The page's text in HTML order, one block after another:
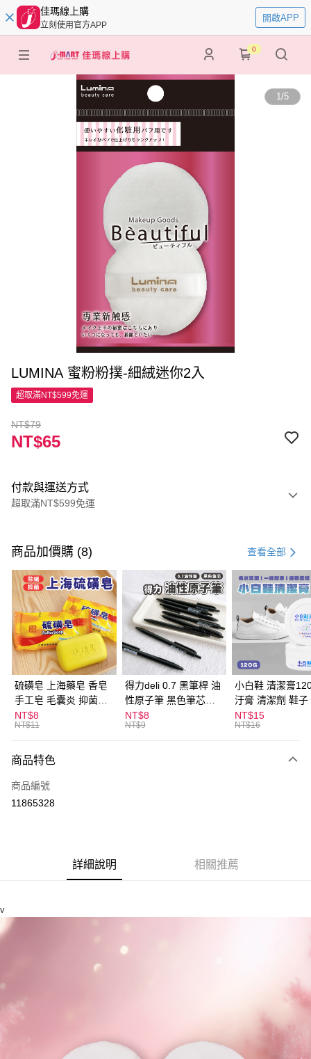
佳瑪線上購
立刻使用官方APP
開啟APP
0
1/5
LUMINA 蜜粉粉撲-細絨迷你2入
超取滿NT$599免運
NT$79
NT$65
付款與運送方式
超取滿NT$599免運
信用卡一次付款
超商取貨付款
LINE Pay
Apple Pay
街口支付
悠遊付
ATM付款
全家取貨付款
每筆NT$60，滿NT$599(含以上)免運費
付款後全家取貨
每筆NT$60，滿NT$599(含以上)免運費
每筆NT$120，滿NT$1,999(含以上)免運費
商品加價購 (8) 查看全部
硫磺皂 上海藥皂 香皂
手工皂 毛囊炎 抑菌除
蟎 清潔護膚 去油去痘
寵物皮膚病 狗狗貓咪
NT$8
NT$11
得力deli 0.7 黑筆桿 油
性原子筆 黑色筆芯
S304
NT$8
NT$9
小白鞋 清潔膏
汙膏 清潔劑 鞋子
漬 白皮鞋 鞋油
NT$15
NT$16
商品特色
商品編號
11865328
詳細說明 相關推薦
v